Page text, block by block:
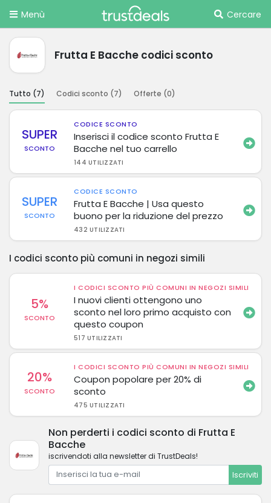
Menù Cercare
Frutta E Bacche codici sconto
Tutto (7) Codici sconto (7) Offerte (0)
SUPER
SCONTO
CODICE SCONTO
Inserisci il codice sconto Frutta E
Bacche nel tuo carrello
144 UTILIZZATI
SUPER
SCONTO
CODICE SCONTO
Frutta E Bacche | Usa questo
buono per la riduzione del prezzo
432 UTILIZZATI
I codici sconto più comuni in negozi simili
5%
SCONTO
I CODICI SCONTO PIÙ COMUNI IN NEGOZI SIMILI
I nuovi clienti ottengono uno
sconto nel loro primo acquisto con
questo coupon
517 UTILIZZATI
20%
SCONTO
I CODICI SCONTO PIÙ COMUNI IN NEGOZI SIMILI
Coupon popolare per 20% di
sconto
475 UTILIZZATI
Non perderti i codici sconto di Frutta E
Bacche
iscrivendoti alla newsletter di TrustDeals!
Iscriviti